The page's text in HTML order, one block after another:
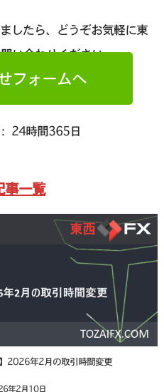
したら、どうぞお気軽に東
い合わせください。
フォームへ
24時間365日
事一覧
】2026年2月の取引時間変更
年2月10日